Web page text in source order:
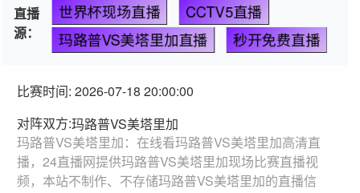
直播
源：
世界杯现场直播
CCTV5直播
玛路普VS美塔里加直播
秒开免费直播
比赛时间: 2026-07-18 20:00:00
对阵双方:玛路普VS美塔里加
玛路普VS美塔里加：在线看玛路普VS美塔里加高清直
播，24直播网提供玛路普VS美塔里加现场比赛直播视
频，本站不制作、不存储玛路普VS美塔里加的直播信